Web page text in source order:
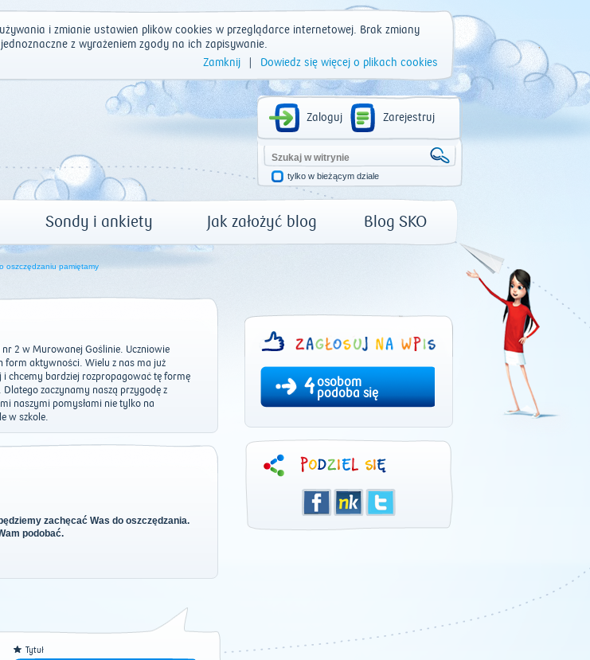
i zmianie ustawień plików cookies w przeglądarce internetowej. Brak zmiany
z wyrażeniem zgody na ich zapisywanie.
Zamknij
Dowiedz się więcej o plikach cookies
Zaloguj Zarejestruj
tylko w bieżącym dziale
Sondy i ankiety Jak założyć blog Blog SKO
oszczędzaniu pamiętamy
2 w Murowanej Goślinie. Uczniowie
form aktywności. Wielu z nas ma już
i chcemy bardziej rozpropagować tę formę
zaczynamy naszą przygodę z
naszymi pomysłami nie tylko na
w szkole.
zachęcać Was do oszczędzania.
podobać.
Tytuł
4osobom
podoba się